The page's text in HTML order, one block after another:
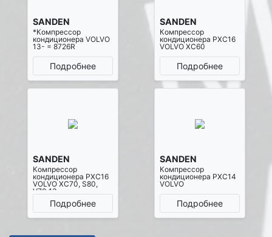
SANDEN
*Компрессор
кондиционера VOLVO
13- = 8726R
Подробнее
SANDEN
Компрессор
кондиционера PXC16
VOLVO XC60
Подробнее
SANDEN
Компрессор
кондиционера PXC16
VOLVO XC70, S80,
V70 13-
Подробнее
SANDEN
Компрессор
кондиционера PXC14
VOLVO
Подробнее